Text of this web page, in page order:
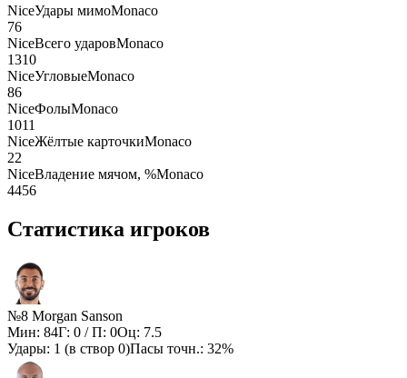
NiceУдары мимоMonaco
76
NiceВсего ударовMonaco
1310
NiceУгловыеMonaco
86
NiceФолыMonaco
1011
NiceЖёлтые карточкиMonaco
22
NiceВладение мячом, %Monaco
4456
Статистика игроков
№8 Morgan Sanson
Мин: 84Г: 0 / П: 0Оц: 7.5
Удары: 1 (в створ 0)Пасы точн.: 32%